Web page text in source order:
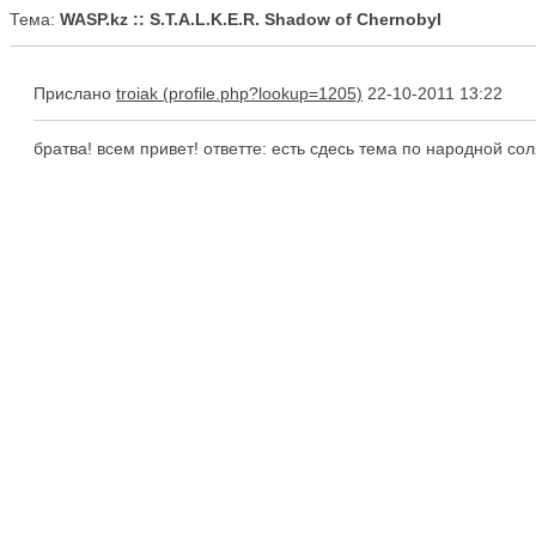
Тема: WASP.kz :: S.T.A.L.K.E.R. Shadow of Chernobyl
Прислано troiak 22-10-2011 13:22
братва! всем привет! ответте: есть сдесь тема по народной